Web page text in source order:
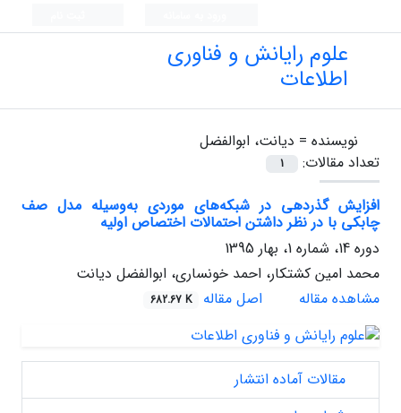
علوم رایانش و فناوری
اطلاعات
نویسنده = دیانت، ابوالفضل
تعداد مقالات:
1
افزایش گذردهی در شبکه‌‎های موردی به‎‌وسیله ‎مدل صف
چابکی با در نظر داشتن احتمالات ا‎ختصاص اولیه
دوره 14، شماره 1، بهار 1395
محمد امین کشتکار، احمد خونساری، ابوالفضل دیانت
مشاهده مقاله
اصل مقاله 682.67 K
مقالات آماده انتشار